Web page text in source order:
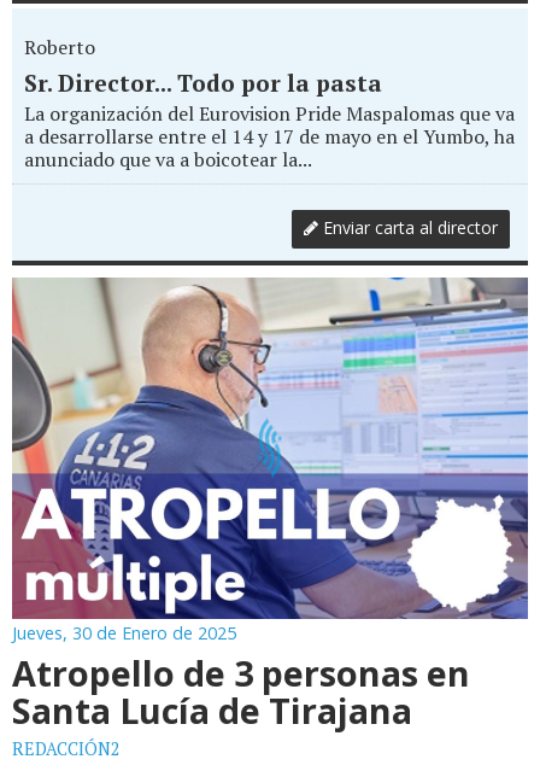
Roberto
Sr. Director... Todo por la pasta
La organización del Eurovision Pride Maspalomas que va
a desarrollarse entre el 14 y 17 de mayo en el Yumbo, ha
anunciado que va a boicotear la...
Enviar carta al director
Jueves, 30 de Enero de 2025
Atropello de 3 personas en
Santa Lucía de Tirajana
REDACCIÓN2